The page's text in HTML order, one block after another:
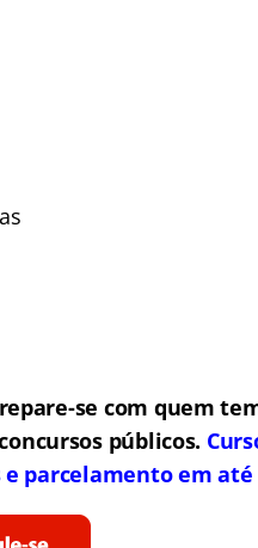
se com quem
públicos.
parcelamento em até